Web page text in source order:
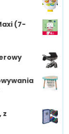
(7-
z